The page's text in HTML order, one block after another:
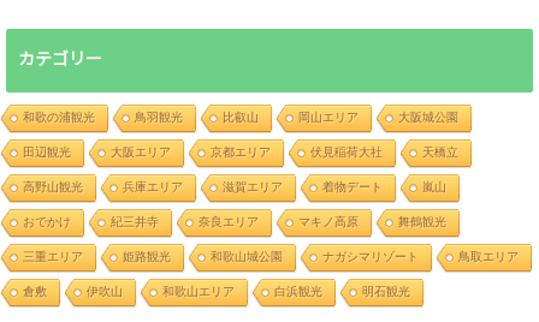
カテゴリー
和歌の浦観光 鳥羽観光 比叡山 岡山エリア 大阪城公園
田辺観光 大阪エリア 京都エリア 伏見稲荷大社 天橋立
高野山観光 兵庫エリア 滋賀エリア 着物デート 嵐山
おでかけ 紀三井寺 奈良エリア マキノ高原 舞鶴観光
三重エリア 姫路観光 和歌山城公園 ナガシマリゾート 鳥取エリア
倉敷 伊吹山 和歌山エリア 白浜観光 明石観光